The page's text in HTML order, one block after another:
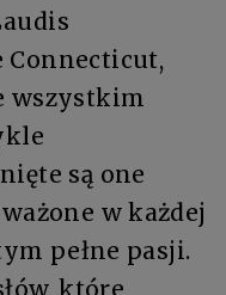
wszystkim
są one
w każdej
pełne pasji.
które